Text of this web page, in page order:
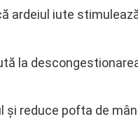
ardeiul iute
la
reduce pofta de